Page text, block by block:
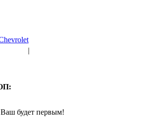
|
будет первым!